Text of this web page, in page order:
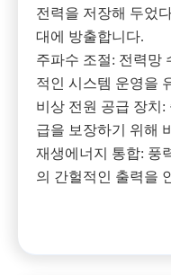
전력을 저장해 두었
대에 방출합니다.
주파수 조절: 전력망
적인 시스템 운영을
비상 전원 공급 장치
급을 보장하기 위해
재생에너지 통합: 풍
의 간헐적인 출력을